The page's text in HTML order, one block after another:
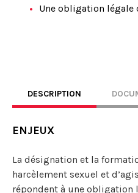
Une obligation légale
DESCRIPTION
ENJEUX
La désignation et la
harcèlement sexuel et
répondent à une obligation